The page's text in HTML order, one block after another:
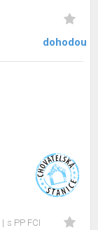
dohodou
s PP FCI